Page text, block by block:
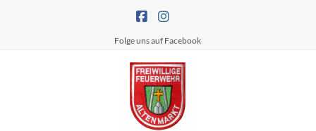
Folge uns auf Facebook